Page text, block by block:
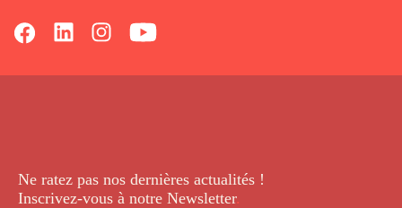
Ne ratez pas nos dernières actualités !
Inscrivez-vous à notre Newsletter.